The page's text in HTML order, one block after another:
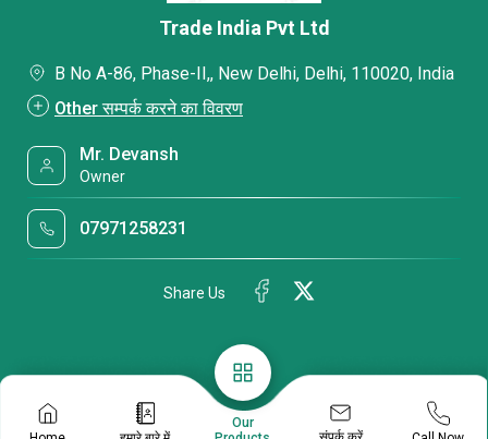
Our
Trade India Pvt Ltd
B No A-86, Phase-II,, New Delhi, Delhi, 110020, India
Other सम्पर्क करने का विवरण
Mr. Devansh
Owner
07971258231
Share Us